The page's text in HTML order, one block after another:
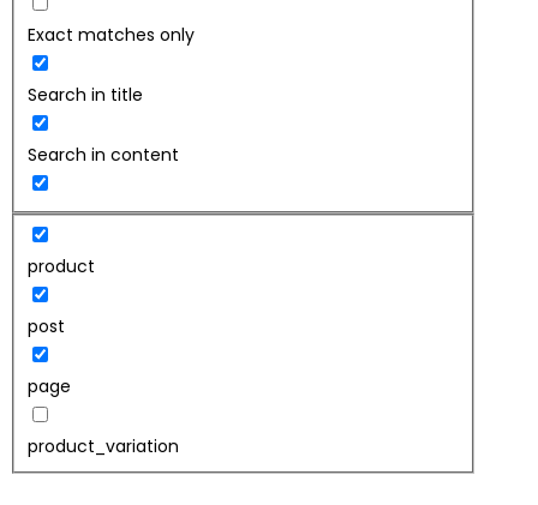
Exact matches only
Search in title
Search in content
product
post
page
product_variation